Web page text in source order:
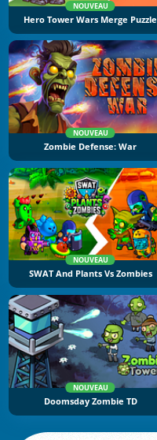
NOUVEAU
Hero Tower Wars Merge Puzzle
NOUVEAU
Zombie Defense: War
NOUVEAU
SWAT And Plants Vs Zombies
NOUVEAU
Doomsday Zombie TD